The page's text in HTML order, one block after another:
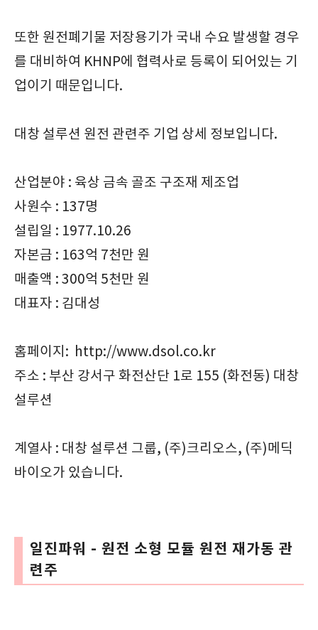
또한 원전폐기물 저장용기가 국내 수요 발생할 경우
를 대비하여 KHNP에 협력사로 등록이 되어있는 기
업이기 때문입니다.
대창 설루션 원전 관련주 기업 상세 정보입니다.
산업분야 : 육상 금속 골조 구조재 제조업
사원수 : 137명
설립일 : 1977.10.26
자본금 : 163억 7천만 원
매출액 : 300억 5천만 원
대표자 : 김대성
홈페이지: http://www.dsol.co.kr
주소 : 부산 강서구 화전산단 1로 155 (화전동) 대창
설루션
계열사 : 대창 설루션 그룹, (주)크리오스, (주)메딕
바이오가 있습니다.
일진파워 - 원전 소형 모듈 원전 재가동 관
련주